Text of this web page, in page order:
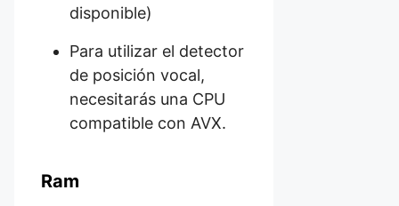
disponible)
Para utilizar el detector
de posición vocal,
necesitarás una CPU
compatible con AVX.
Ram